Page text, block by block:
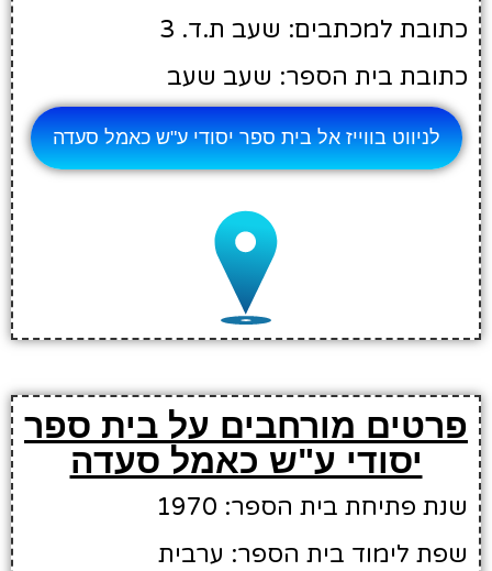
כתובת למכתבים: שעב ת.ד. 3
כתובת בית הספר: שעב שעב
לניווט בווייז אל בית ספר יסודי ע"ש כאמל סעדה
פרטים מורחבים על בית ספר
יסודי ע"ש כאמל סעדה
שנת פתיחת בית הספר: 1970
שפת לימוד בית הספר: ערבית